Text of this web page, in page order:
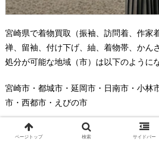
宮崎県で着物買取（振袖、訪問着、作家
禅、留袖、付け下げ、紬、着物帯、かん
処分が可能な地域（市）は以下のように
宮崎市・都城市・延岡市・日南市・小林
市・西都市・えびの市
宮崎県で着物買取（振袖、訪問着、作家
ページトップ 検索 サイドバー